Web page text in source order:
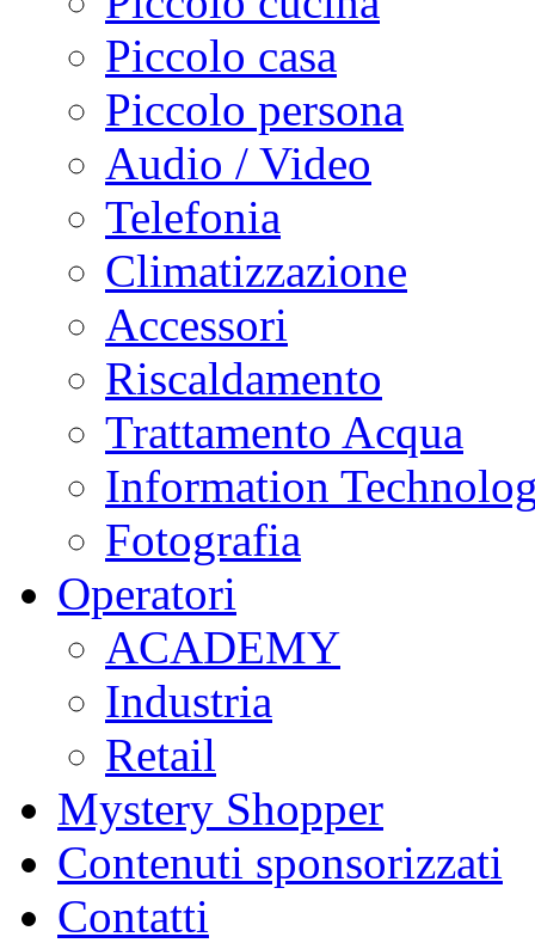
Piccolo casa
Piccolo persona
Audio / Video
Telefonia
Climatizzazione
Accessori
Riscaldamento
Trattamento Acqua
Information
Fotografia
Operatori
ACADEMY
Industria
Retail
Mystery Shopper
Contenuti sponsorizzati
Contatti